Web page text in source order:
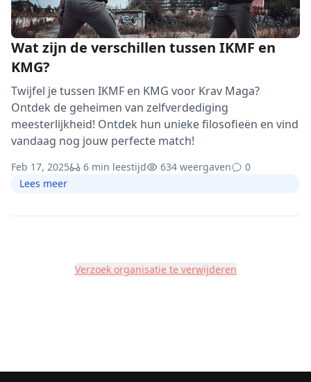
Wat zijn de verschillen tussen IKMF en
KMG?
Twijfel je tussen IKMF en KMG voor Krav Maga?
Ontdek de geheimen van zelfverdediging
meesterlijkheid! Ontdek hun unieke filosofieën en vind
vandaag nog jouw perfecte match!
Feb 17, 2025 6 min leestijd 634 weergaven
0
Lees meer
Verzoek organisatie te verwijderen